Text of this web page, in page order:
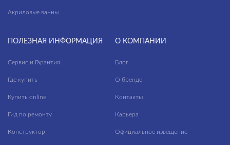
Акриловые ванны
ПОЛЕЗНАЯ ИНФОРМАЦИЯ
Сервис и Гарантия
Где купить
Купить online
Гид по ремонту
Конструктор
О КОМПАНИИ
Блог
О бренде
Контакты
Карьера
Официальное извещение